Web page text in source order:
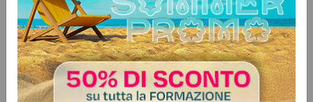
Registro titolari effettivi, cambia
l’accesso ai dati: il CdM approva il
decreto sulla direttiva UE
antiriciclaggio